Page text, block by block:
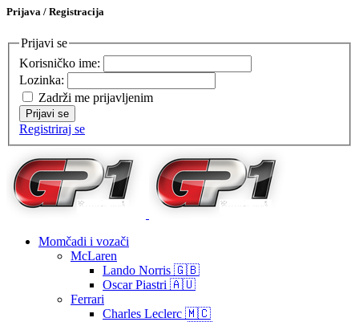
Prijava / Registracija
Prijavi se
Korisničko ime:
Lozinka:
Zadrži me prijavljenim
Prijavi se
Registriraj se
Momčadi i vozači
McLaren
Lando Norris 🇬🇧
Oscar Piastri 🇦🇺
Ferrari
Charles Leclerc 🇲🇨